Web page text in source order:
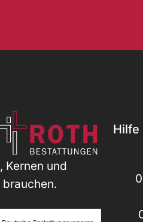
Kernen und
Hilfe